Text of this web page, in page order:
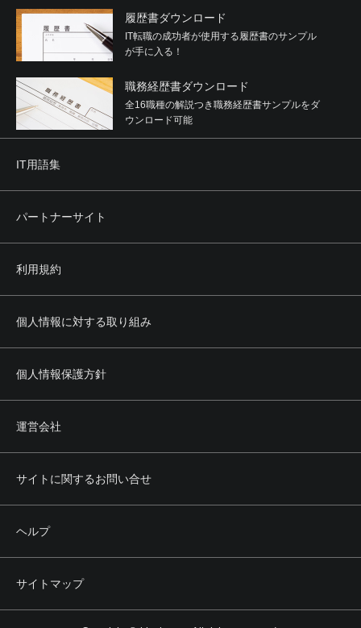
該当する行為を行わないことを確約するものとします。
(1) 暴力的な要求行為
(2) 法的な責任を超えた不当な要求行為
(3) 取引に関して、脅迫的な言動をし、または暴力を用いる
(4) 風説を流布し、偽計を用いまたは威力を用いて当社、他
の利用者、その他第三者の信用を毀損し、または当社、他
の利用者、その他第三者の業務を妨害する行為
(5) その他前各号に準ずる行為
第4条 禁止事項
利用者は、本サービスの利用にあたり、次のいずれの行為
せん。
(3) 法令もしくは公序良俗に反し、またはそのおそれのある
シー権、肖像権その他の権利を侵害する行為
これを誹謗中傷する行為
(6) 本サービスの正常かつ円滑な運営を妨げる行為
その他当社が不適切と認める行為
1. 本サービスによって提供される文章、画像その他あらゆ
る情報の著作権その他の知的財産権は、当社その他の正当
な権利者に帰属します。
2. 利用者は、前項の権利者からの事前の承認なく、前項の
ず、複製、転載、改変その他の二次利用を行うことはでき
第6条 会員
1. 本サービスのうち会員向けサービス（以下、本会員サー
履歴書ダウンロード
IT転職の成功者が使用する履歴書のサンプル
が手に入る！
職務経歴書ダウンロード
全16職種の解説つき職務経歴書サンプルをダ
ウンロード可能
IT用語集
パートナーサイト
利用規約
個人情報に対する取り組み
個人情報保護方針
運営会社
サイトに関するお問い合せ
ヘルプ
サイトマップ